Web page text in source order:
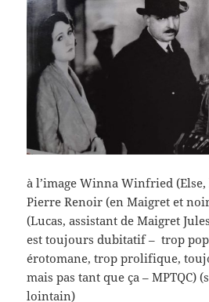
à l’image Winna Winfried
Pierre Renoir (en Maigret et
(Lucas, assistant de Maigret
est toujours dubitatif – trop
érotomane, trop prolifique,
mais pas tant que ça – MPTQC)
lointain)